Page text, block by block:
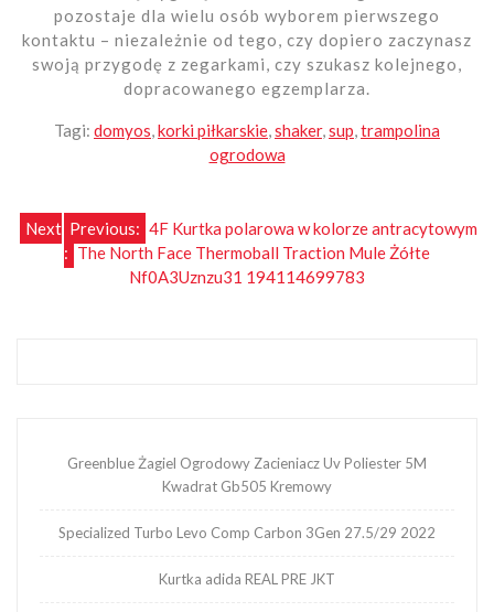
pozostaje dla wielu osób wyborem pierwszego
kontaktu – niezależnie od tego, czy dopiero zaczynasz
swoją przygodę z zegarkami, czy szukasz kolejnego,
dopracowanego egzemplarza.
Tagi: domyos,korki piłkarskie,shaker,sup,trampolina
ogrodowa
Nawigacja
wpisu
Previous: 4F Kurtka polarowa w kolorze antracytowym
Next
: The North Face Thermoball Traction Mule Żółte
Nf0A3Uznzu31 194114699783
Greenblue Żagiel Ogrodowy Zacieniacz Uv Poliester 5M
Kwadrat Gb505 Kremowy
Specialized Turbo Levo Comp Carbon 3Gen 27.5/29 2022
Kurtka adida REAL PRE JKT